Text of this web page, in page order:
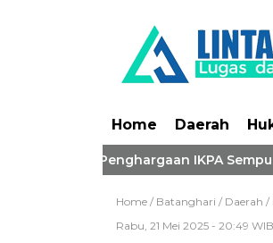
Home Daerah
Penghargaan IKPA Sempurna
Home / Batanghari / Daerah /
Rabu, 21 Mei 2025 - 20:49 WIB